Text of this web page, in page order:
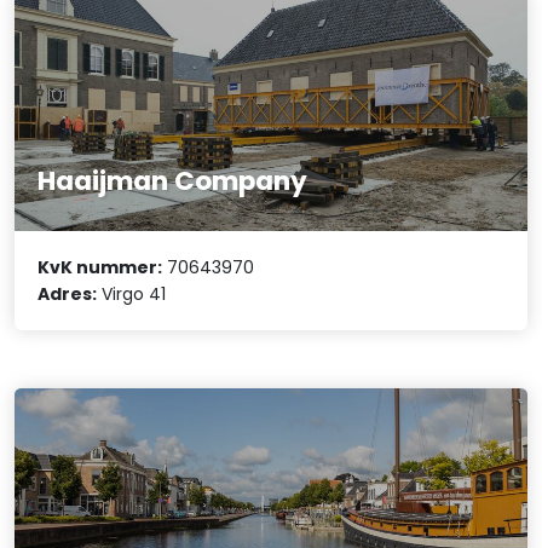
Haaijman Company
KvK nummer: 70643970
Adres: Virgo 41